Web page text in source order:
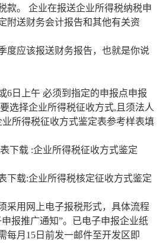
款。 企业在报送企业所得税纳税申
附送财务会计报告和其他有关资
度应该报送财务报告，也就是你说
6日上午 必须到指定的申报点申报
选择企业所得税征收方式,且须法人
所得税征收方式鉴定表参考样表填
下载 :企业所得税征收方式鉴定
下载:企业所得税核定征收方式鉴定
采用网上电子报税形式，具体流程
报推广通知”。已电子申报企业纸
每月15日前发一邮件至开发区即